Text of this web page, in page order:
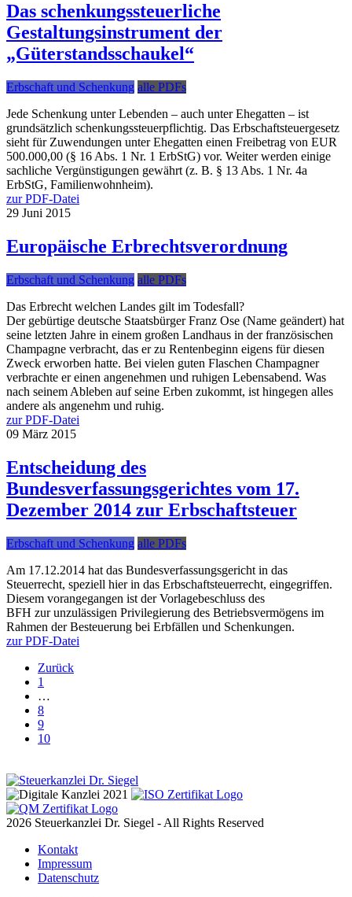
Das schenkungssteuerliche
Gestaltungsinstrument der
„Güterstandsschaukel“
Erbschaft und Schenkung alle PDFs
Jede Schenkung unter Lebenden – auch unter Ehegatten – ist
grundsätzlich schenkungssteuerpflichtig. Das Erbschaftsteuergesetz
sieht für Zuwendungen unter Ehegatten einen Freibetrag von EUR
500.000,00 (§ 16 Abs. 1 Nr. 1 ErbStG) vor. Weiter werden einige
sachliche Vergünstigungen gewährt (z. B. § 13 Abs. 1 Nr. 4a
ErbStG, Familienwohnheim).
zur PDF-Datei
29 Juni 2015
Europäische Erbrechtsverordnung
Erbschaft und Schenkung alle PDFs
Das Erbrecht welchen Landes gilt im Todesfall?
Der gebürtige deutsche Staatsbürger Franz Ose (Name geändert) hat
seine letzten Jahre in einem großen Landhaus in der französischen
Champagne verbracht, das er zu Rentenbeginn eigens für diesen
Zweck erworben hatte. Bei vielen guten Flaschen Champagner
verbrachte er einen angenehmen und ruhigen Lebensabend. Was
nach seinem Ableben auf seine Erben zukommt, ist hingegen alles
andere als angenehm und ruhig.
zur PDF-Datei
09 März 2015
Entscheidung des
Bundesverfassungsgerichtes vom 17.
Dezember 2014 zur Erbschaftsteuer
Erbschaft und Schenkung alle PDFs
Am 17.12.2014 hat das Bundesverfassungsgericht in das
Steuerrecht, speziell hier in das Erbschaftsteuerrecht, eingegriffen.
Diesem vorangegangen ist der Vorlagebeschluss des
BFH zur unzulässigen Privilegierung des Betriebsvermögens im
Rahmen der Besteuerung bei Erbfällen und Schenkungen.
zur PDF-Datei
Zurück
1
…
8
9
10
2026 Steuerkanzlei Dr. Siegel - All Rights Reserved
Kontakt
Impressum
Datenschutz